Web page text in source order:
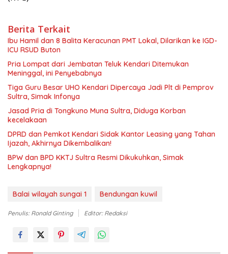
Berita Terkait
Ibu Hamil dan 8 Balita Keracunan PMT Lokal, Dilarikan ke IGD-
ICU RSUD Buton
Pria Lompat dari Jembatan Teluk Kendari Ditemukan
Meninggal, ini Penyebabnya
Tiga Guru Besar UHO Kendari Dipercaya Jadi Plt di Pemprov
Sultra, Simak Infonya
Jasad Pria di Tongkuno Muna Sultra, Diduga Korban
kecelakaan
DPRD dan Pemkot Kendari Sidak Kantor Leasing yang Tahan
Ijazah, Akhirnya Dikembalikan!
BPW dan BPD KKTJ Sultra Resmi Dikukuhkan, Simak
Lengkapnya!
Balai wilayah sungai 1 Bendungan kuwil
Penulis: Ronald Ginting Editor: Redaksi